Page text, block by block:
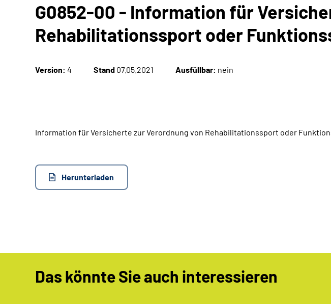
G0852-00 - Information für
Rehabilitationssport oder
Version: 4 Stand 07.05.2021 Ausfüllbar: nein
Information für Versicherte zur Verordnung von Rehabilitationssport oder
Herunterladen
Das könnte Sie auch interessieren